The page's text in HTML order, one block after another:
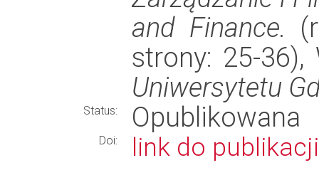
and Finance.
strony: 25-
Uniwersytetu
Status: Opublikowana
Doi: link do publikacji